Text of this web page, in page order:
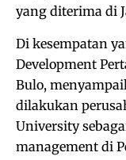
yang diterima di
Di kesempatan
Development
Bulo,
dilakukan
University
management di